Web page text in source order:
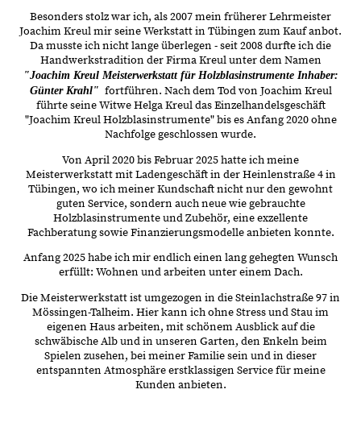
Besonders stolz war ich, als 2007 mein früherer Lehrmeister
Joachim Kreul mir seine Werkstatt in Tübingen zum Kauf anbot.
Da musste ich nicht lange überlegen - seit 2008 durfte ich die
Handwerkstradition der Firma Kreul unter dem Namen
"Joachim Kreul Meisterwerkstatt für Holzblasinstrumente Inhaber:
Günter Krahl" fortführen. Nach dem Tod von Joachim Kreul
führte seine Witwe Helga Kreul das Einzelhandelsgeschäft
"Joachim Kreul Holzblasinstrumente" bis es Anfang 2020 ohne
Nachfolge geschlossen wurde.
Von April 2020 bis Februar 2025 hatte ich meine
Meisterwerkstatt mit Ladengeschäft in der Heinlenstraße 4 in
Tübingen, wo ich meiner Kundschaft nicht nur den gewohnt
guten Service, sondern auch neue wie gebrauchte
Holzblasinstrumente und Zubehör, eine exzellente
Fachberatung sowie Finanzierungsmodelle anbieten konnte.
Anfang 2025 habe ich mir endlich einen lang gehegten Wunsch
erfüllt: Wohnen und arbeiten unter einem Dach.
Die Meisterwerkstatt ist umgezogen in die Steinlachstraße 97 in
Mössingen-Talheim. Hier kann ich ohne Stress und Stau im
eigenen Haus arbeiten, mit schönem Ausblick auf die
schwäbische Alb und in unseren Garten, den Enkeln beim
Spielen zusehen, bei meiner Familie sein und in dieser
entspannten Atmosphäre erstklassigen Service für meine
Kunden anbieten.